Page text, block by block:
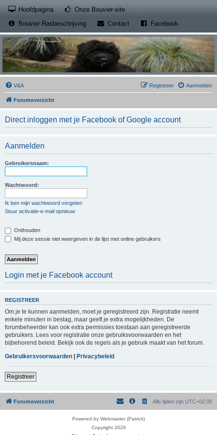
Hoofdpagina Onze Bouvier-site(Opens a new tab)
Bouvier Rasbeschrijving
Contact(Opens a new tab)
Facebook
V&A Aanmelden
Registreer
Forumoverzicht
Direct inloggen met je Facebook of Google account
Aanmelden
Gebruikersnaam:
Wachtwoord:
Ik ben mijn wachtwoord vergeten
Stuur activatie-e-mail opnieuw
Onthouden
Mij deze sessie niet weergeven in de lijst met online gebruikers
Login met je Facebook account
REGISTREER
Om je te kunnen aanmelden, moet je geregistreerd zijn. Registratie neemt
enkele minuten in beslag, maar geeft je extra mogelijkheden. De
forumbeheerder kan ook extra permissies toestaan aan geregistreerde
gebruikers. Lees voor registratie onze gebruiksvoorwaarden en het
bijbehorend beleid. Bekijk ook de regels als je gebruik maakt van het forum.
Gebruikersvoorwaarden | Privacybeleid
Registreer
Forumoverzicht Alle tijden zijn UTC+02:00
Powered by Webmaster (Patrick)
Copyright 2026